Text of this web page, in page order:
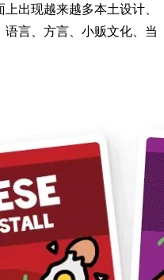
出现越来越多本土设计、
言、方言、小贩文化、当